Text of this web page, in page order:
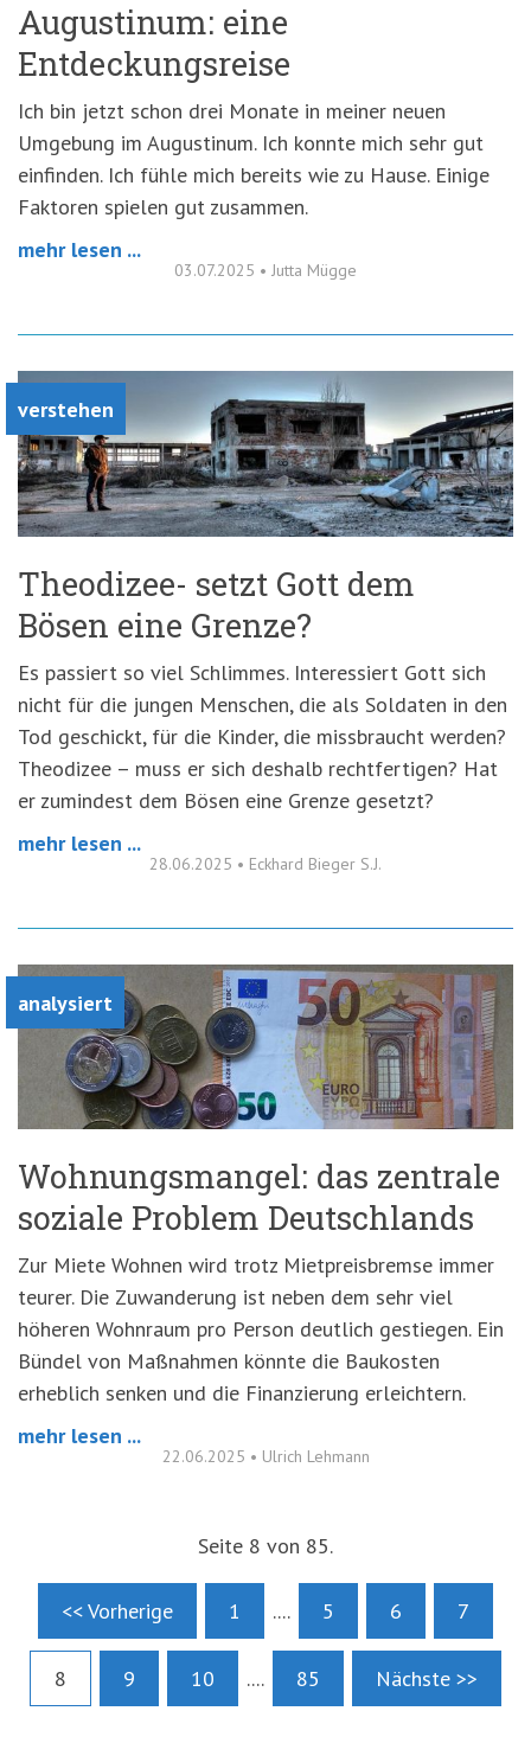
Augustinum: eine
Entdeckungsreise
Ich bin jetzt schon drei Monate in meiner neuen
Umgebung im Augustinum. Ich konnte mich sehr gut
einfinden. Ich fühle mich bereits wie zu Hause. Einige
Faktoren spielen gut zusammen.
mehr lesen ...
03.07.2025 • Jutta Mügge
verstehen
Theodizee- setzt Gott dem
Bösen eine Grenze?
Es passiert so viel Schlimmes. Interessiert Gott sich
nicht für die jungen Menschen, die als Soldaten in den
Tod geschickt, für die Kinder, die missbraucht werden?
Theodizee – muss er sich deshalb rechtfertigen? Hat
er zumindest dem Bösen eine Grenze gesetzt?
mehr lesen ...
28.06.2025 • Eckhard Bieger S.J.
analysiert
Wohnungsmangel: das zentrale
soziale Problem Deutschlands
Zur Miete Wohnen wird trotz Mietpreisbremse immer
teurer. Die Zuwanderung ist neben dem sehr viel
höheren Wohnraum pro Person deutlich gestiegen. Ein
Bündel von Maßnahmen könnte die Baukosten
erheblich senken und die Finanzierung erleichtern.
mehr lesen ...
22.06.2025 • Ulrich Lehmann
Seite 8 von 85.
<< Vorherige 1 .... 5 6 7
8 9 10 .... 85 Nächste >>